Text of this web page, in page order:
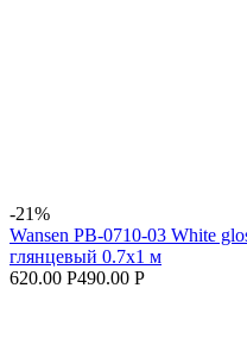
-21%
Wansen PB-0710-03 White
глянцевый 0.7х1 м
620.00 Р490.00 Р